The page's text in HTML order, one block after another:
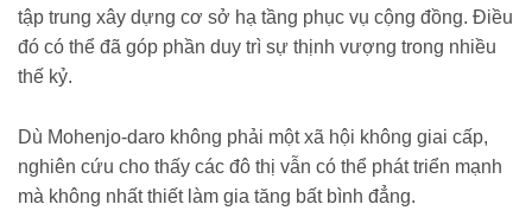
tập trung xây dựng cơ sở hạ tầng phục vụ cộng đồng. Điều
đó có thể đã góp phần duy trì sự thịnh vượng trong nhiều
thế kỷ.
Dù Mohenjo-daro không phải một xã hội không giai cấp,
nghiên cứu cho thấy các đô thị vẫn có thể phát triển mạnh
mà không nhất thiết làm gia tăng bất bình đẳng.